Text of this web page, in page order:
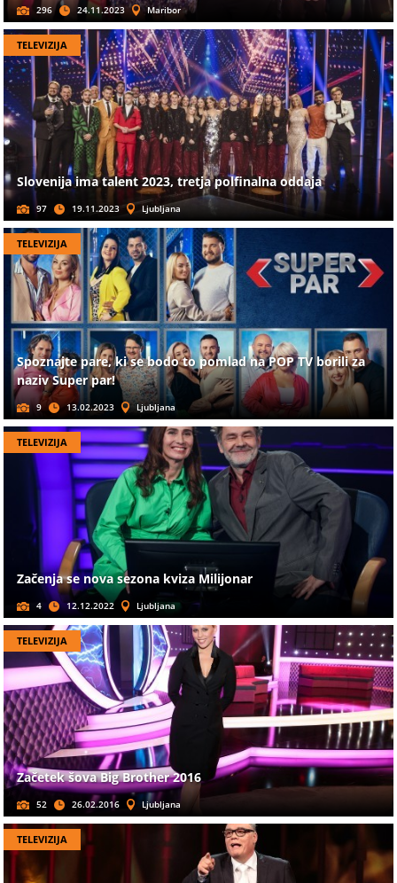
296 24.11.2023 Maribor
TELEVIZIJA
Slovenija ima talent 2023, tretja polfinalna oddaja
97 19.11.2023 Ljubljana
TELEVIZIJA
Spoznajte pare, ki se bodo to pomlad na POP TV borili za
naziv Super par!
9 13.02.2023 Ljubljana
TELEVIZIJA
Začenja se nova sezona kviza Milijonar
4 12.12.2022 Ljubljana
TELEVIZIJA
Začetek šova Big Brother 2016
52 26.02.2016 Ljubljana
TELEVIZIJA